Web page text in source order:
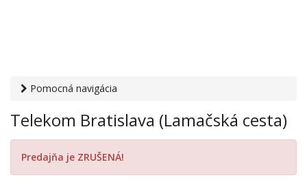
Pomocná navigácia
› Telekom Bratislava (Lamačská cesta)
Telekom Bratislava (Lamačská cesta)
Predajňa je ZRUŠENÁ!